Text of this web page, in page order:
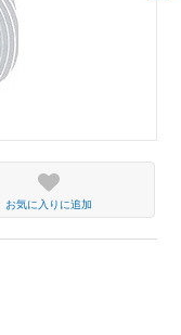
お気に入りに追加